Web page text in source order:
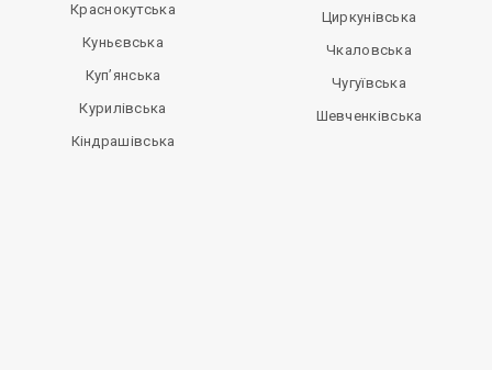
Краснокутська
Куньєвська
Куп’янська
Курилівська
Кіндрашівська
Циркунівська
Чкаловська
Чугуївська
Шевченківська